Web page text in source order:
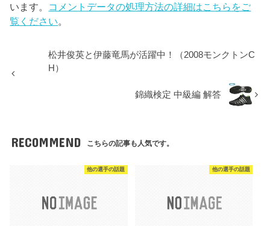
います。 コメントデータの処理方法の詳細はこちらをご
覧ください。
松井俊英と伊藤竜馬が活躍中！（2008モンクトンC
H）
錦織検定 中級編 解答
RECOMMEND こちらの記事も人気です。
他の選手の話題 他の選手の話題